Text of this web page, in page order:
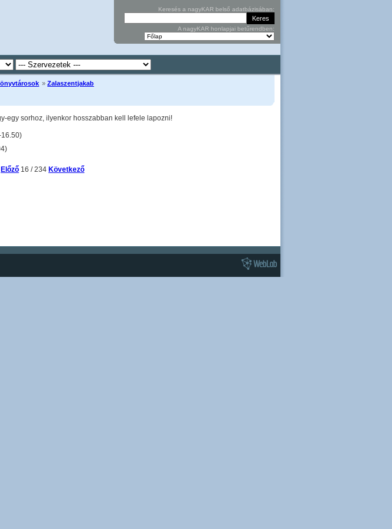
Keresés a nagyKAR belső adatbázisában:
A nagyKAR honlapjai betűrendben:
»Zalaszentjakab
egy sorhoz, ilyenkor hosszabban kell lefele lapozni!
Előző 16 / 234Következő